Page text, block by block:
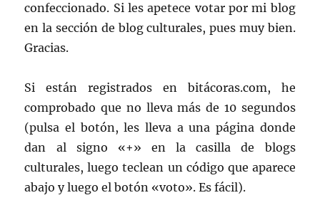
confeccionado. Si les apetece votar por mi blog
en la sección de blog culturales, pues muy bien.
Gracias.
Si están registrados en bitácoras.com, he
comprobado que no lleva más de 10 segundos
(pulsa el botón, les lleva a una página donde
dan al signo «+» en la casilla de blogs
culturales, luego teclean un código que aparece
abajo y luego el botón «voto». Es fácil).